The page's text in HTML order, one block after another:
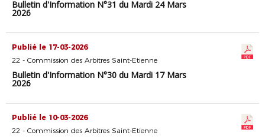
Bulletin d'Information N°31 du Mardi 24 Mars
2026
Publié le 17-03-2026
22 - Commission des Arbitres Saint-Etienne
Bulletin d'Information N°30 du Mardi 17 Mars
2026
Publié le 10-03-2026
22 - Commission des Arbitres Saint-Etienne